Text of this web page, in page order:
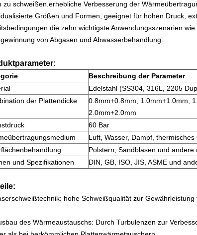
zu schweißen.erhebliche Verbesserung der
Größen und Formen, geeignet für hohen Druck,
zehn wichtigste Anwendungsszenarien
von Abgasen und Abwasserbehandlung.
Beschreibung der Parameter
Edelstahl (SS304, 316L, 2205
der Plattendicke
0.8mm+0.8mm, 1.0mm+1.0mm,
2.0mm+2.0mm
60 Bar
Luft, Wasser, Dampf, thermisches
Polstern, Sandblasen und
und Spezifikationen
DIN, GB, ISO, JIS, ASME und
hohe Schweißqualität zur
des Wärmeaustauschs: Durch Turbulenzen zur